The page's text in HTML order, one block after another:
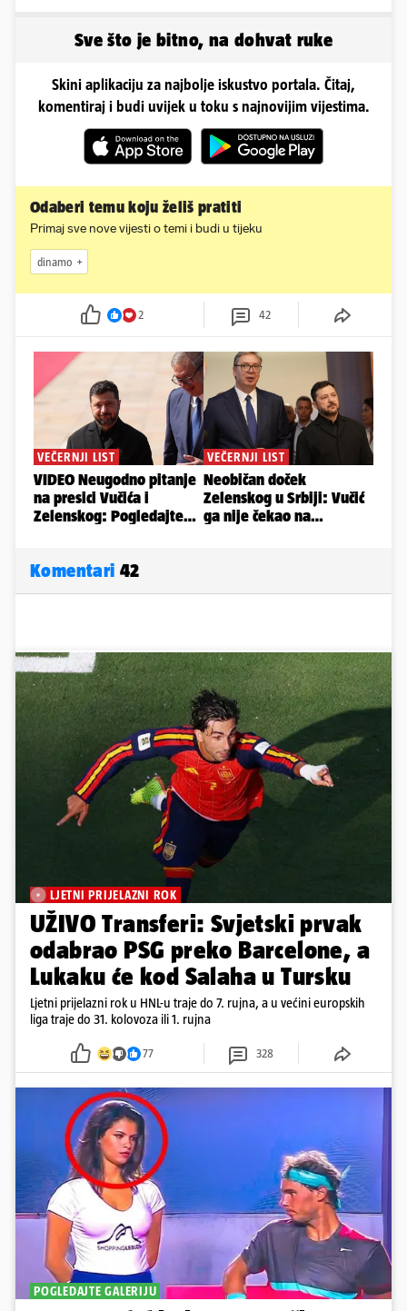
Sve što je bitno, na dohvat ruke
Skini aplikaciju za najbolje iskustvo portala. Čitaj,
komentiraj i budi uvijek u toku s najnovijim vijestima.
Odaberi temu koju želiš pratiti
Primaj sve nove vijesti o temi i budi u tijeku
dinamo
2 42
Komentari 42
LJETNI PRIJELAZNI ROK
UŽIVO Transferi: Svjetski prvak
odabrao PSG preko Barcelone, a
Lukaku će kod Salaha u Tursku
Ljetni prijelazni rok u HNL-u traje do 7. rujna, a u većini europskih
liga traje do 31. kolovoza ili 1. rujna
77 328
POGLEDAJTE GALERIJU